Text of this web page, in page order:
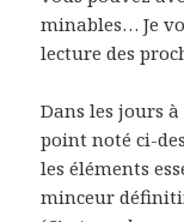
minables… Je
lecture des
Dans les jours
point noté ci-
les éléments
minceur